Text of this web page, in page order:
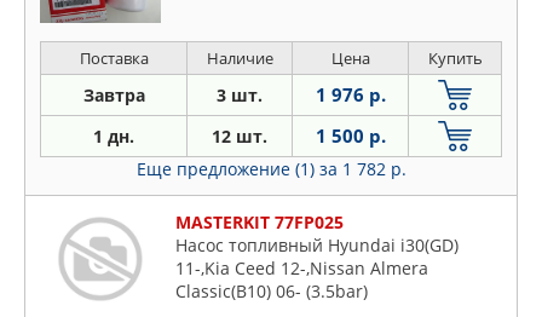
Поставка Наличие Цена Купить
Завтра 3 шт. 1 976 р.
1 дн. 12 шт. 1 500 р.
Еще предложение (1) за 1 782 р.
MASTERKIT 77FP025
Насос топливный Hyundai i30(GD)
11-,Kia Ceed 12-,Nissan Almera
Classic(B10) 06- (3.5bar)